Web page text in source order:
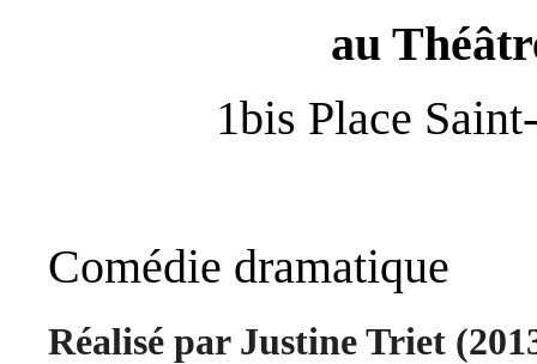
au
1bis Place
Comédie dramatique
Réalisé par Justine Triet